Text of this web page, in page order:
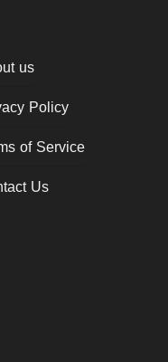
us
Policy
of Service
Us